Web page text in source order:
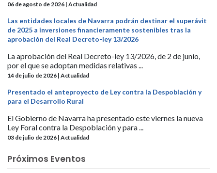
06 de agosto de 2026 | Actualidad
Las entidades locales de Navarra podrán destinar el superávit
de 2025 a inversiones financieramente sostenibles tras la
aprobación del Real Decreto-ley 13/2026
La aprobación del Real Decreto-ley 13/2026, de 2 de junio,
por el que se adoptan medidas relativas ...
14 de julio de 2026 | Actualidad
Presentado el anteproyecto de Ley contra la Despoblación y
para el Desarrollo Rural
El Gobierno de Navarra ha presentado este viernes la nueva
Ley Foral contra la Despoblación y para ...
03 de julio de 2026 | Actualidad
Próximos Eventos